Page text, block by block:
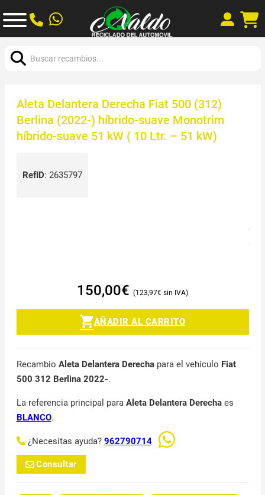
Aleta Delantera Derecha Fiat 500 (312)
Berlina (2022-) híbrido-suave Monotrim
híbrido-suave 51 kW ( 10 Ltr. – 51 kW)
RefID: 2635797
150,00€ 123,97€
AÑADIR AL CARRITO
Recambio Aleta Delantera Derechapara el vehículo Fiat
500 312 Berlina 2022-.
La referencia principal para Aleta Delantera Derechaes
BLANCO.
¿Necesitas ayuda? 962790714
Consultar